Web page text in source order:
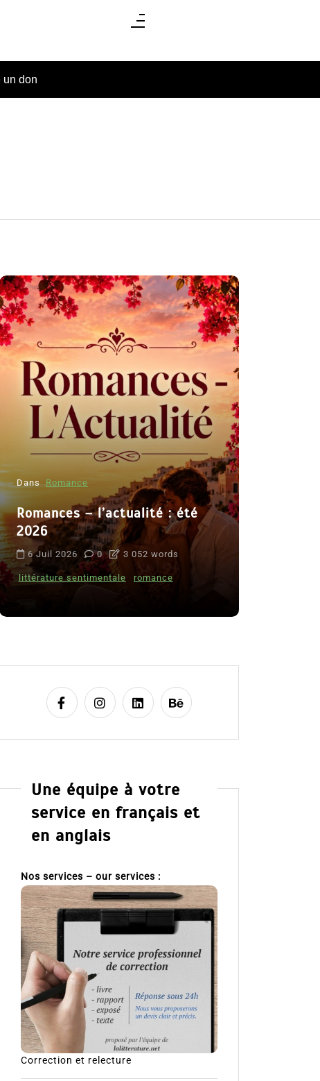
un don
Dans Romance
Romances – l’actualité : été
2026
6 Juil 2026 0 3 052 words
littérature sentimentale romance
Une équipe à votre
service en français et
en anglais
Nos services – our services :
Correction et relecture